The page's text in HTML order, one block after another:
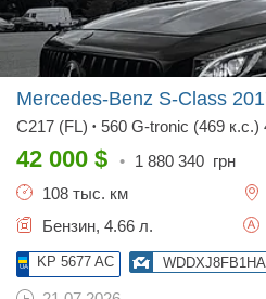
Mercedes-Benz S-Class
C217 (FL) • 560 G-tronic (469 к.с.)
42 000 $ • 1 880 340 грн
108 тыс. км
Бензин, 4.66 л.
KP 5677 AC